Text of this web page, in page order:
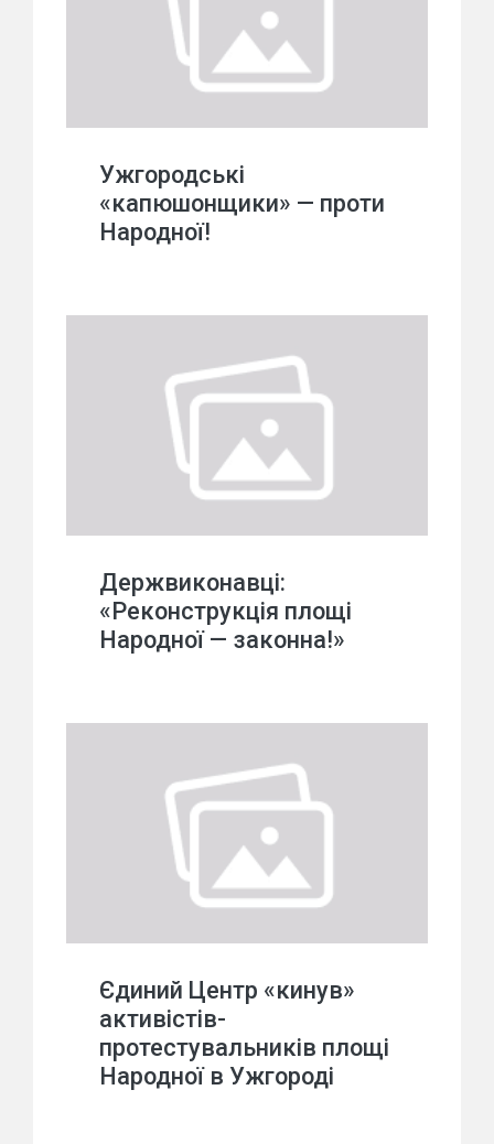
Ужгородські
«капюшонщики» — проти
Народної!
Держвиконавці:
«Реконструкція площі
Народної — законна!»
Єдиний Центр «кинув»
активістів-
протестувальників площі
Народної в Ужгороді